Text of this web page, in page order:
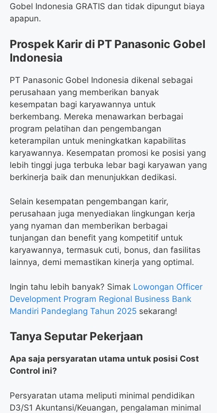
Gobel Indonesia GRATIS dan tidak dipungut biaya
apapun.
Prospek Karir di PT Panasonic Gobel
Indonesia
PT Panasonic Gobel Indonesia dikenal sebagai
perusahaan yang memberikan banyak
kesempatan bagi karyawannya untuk
berkembang. Mereka menawarkan berbagai
program pelatihan dan pengembangan
keterampilan untuk meningkatkan kapabilitas
karyawannya. Kesempatan promosi ke posisi yang
lebih tinggi juga terbuka lebar bagi karyawan yang
berkinerja baik dan menunjukkan dedikasi.
Selain kesempatan pengembangan karir,
perusahaan juga menyediakan lingkungan kerja
yang nyaman dan memberikan berbagai
tunjangan dan benefit yang kompetitif untuk
karyawannya, termasuk cuti, bonus, dan fasilitas
lainnya, demi memastikan kinerja yang optimal.
Ingin tahu lebih banyak? Simak Lowongan Officer
Development Program Regional Business Bank
Mandiri Pandeglang Tahun 2025 sekarang!
Tanya Seputar Pekerjaan
Apa saja persyaratan utama untuk posisi Cost
Control ini?
Persyaratan utama meliputi minimal pendidikan
D3/S1 Akuntansi/Keuangan, pengalaman minimal